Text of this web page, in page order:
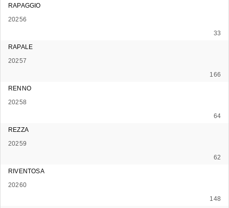
RAPAGGIO
20256
33
RAPALE
20257
166
RENNO
20258
64
REZZA
20259
62
RIVENTOSA
20260
148